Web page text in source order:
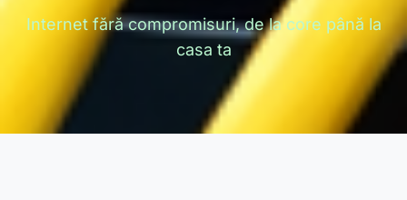
Internet fără compromisuri, de la core până la
casa ta